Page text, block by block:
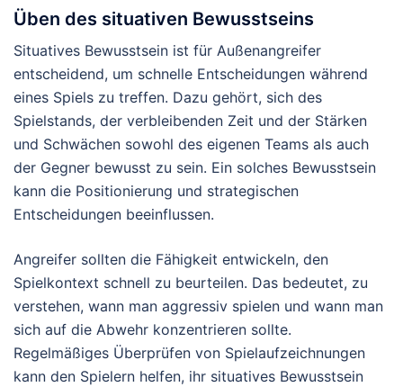
Üben des situativen Bewusstseins
Situatives Bewusstsein ist für Außenangreifer
entscheidend, um schnelle Entscheidungen während
eines Spiels zu treffen. Dazu gehört, sich des
Spielstands, der verbleibenden Zeit und der Stärken
und Schwächen sowohl des eigenen Teams als auch
der Gegner bewusst zu sein. Ein solches Bewusstsein
kann die Positionierung und strategischen
Entscheidungen beeinflussen.
Angreifer sollten die Fähigkeit entwickeln, den
Spielkontext schnell zu beurteilen. Das bedeutet, zu
verstehen, wann man aggressiv spielen und wann man
sich auf die Abwehr konzentrieren sollte.
Regelmäßiges Überprüfen von Spielaufzeichnungen
kann den Spielern helfen, ihr situatives Bewusstsein